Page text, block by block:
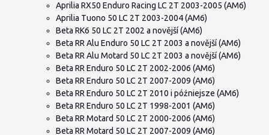
Aprilia RX50 Enduro Racing LC 2T 2003-2005 (AM6)
Aprilia Tuono 50 LC 2T 2003-2004 (AM6)
Beta RK6 50 LC 2T 2002 a novější (AM6)
Beta RR Alu Enduro 50 LC 2T 2003 a novější (AM6)
Beta RR Alu Motard 50 LC 2T 2003 a novější (AM6)
Beta RR Enduro 50 LC 2T 2002-2006 (AM6)
Beta RR Enduro 50 LC 2T 2007-2009 (AM6)
Beta RR Enduro 50 LC 2T 2010 i późniejsze (AM6)
Beta RR Enduro 50 LC 2T 1998-2001 (AM6)
Beta RR Motard 50 LC 2T 2000-2006 (AM6)
Beta RR Motard 50 LC 2T 2007-2009 (AM6)